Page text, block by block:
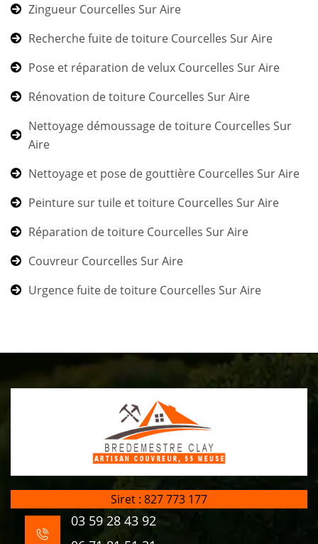
Zingueur Courcelles Sur Aire
Recherche fuite de toiture Courcelles Sur Aire
Pose et réparation de velux Courcelles Sur Aire
Rénovation de toiture Courcelles Sur Aire
Nettoyage démoussage de toiture Courcelles Sur
Aire
Nettoyage et pose de gouttière Courcelles Sur Aire
Peinture sur tuile et toiture Courcelles Sur Aire
Réparation de toiture Courcelles Sur Aire
Couvreur Courcelles Sur Aire
Urgence fuite de toiture Courcelles Sur Aire
Siret : 827 773 177
03 59 28 43 92